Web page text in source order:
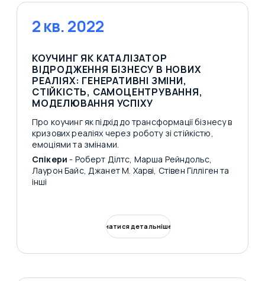
2 кв. 2022
КОУЧИНГ ЯК КАТАЛІЗАТОР
ВІДРОДЖЕННЯ БІЗНЕСУ В НОВИХ
РЕАЛІЯХ: ГЕНЕРАТИВНІ ЗМІНИ,
СТІЙКІСТЬ, САМОЦЕНТРУВАННЯ,
МОДЕЛЮВАННЯ УСПІХУ
Про коучинг як підхід до трансформації бізнесу в
кризових реаліях через роботу зі стійкістю,
емоціями та змінами.
Спікери - Роберт Ділтс, Марша Рейндольс,
Лаурон Байс, Джанет М. Харві, Стівен Гілліген та
інші
Дізнатися детальніше